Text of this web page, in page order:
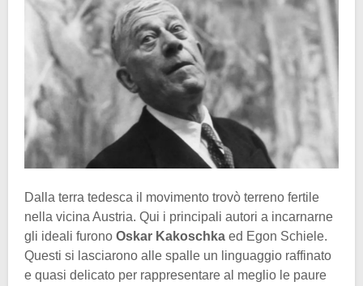
Dalla terra tedesca il movimento trovò terreno fertile
nella vicina Austria. Qui i principali autori a incarnarne
gli ideali furono Oskar Kakoschka ed Egon Schiele.
Questi si lasciarono alle spalle un linguaggio raffinato
e quasi delicato per rappresentare al meglio le paure